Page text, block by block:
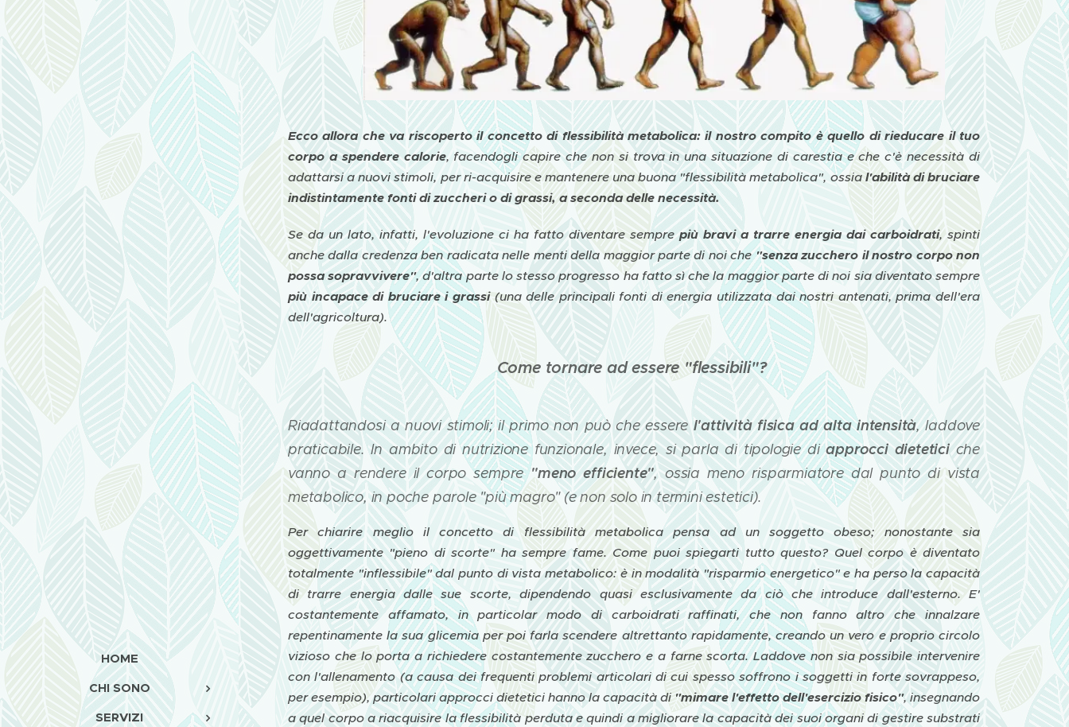
HOME
CHI SONO
SERVIZI
Ecco allora che va riscoperto il concetto di flessibilità metabolica: il nostro compito è quello di rieducare il tuo
corpo a spendere calorie, facendogli capire che non si trova in una situazione di carestia e che c'è necessità di
adattarsi a nuovi stimoli, per ri-acquisire e mantenere una buona "flessibilità metabolica", ossial'abilità di bruciare
indistintamente fonti di zuccheri o di grassi, a seconda delle necessità.
Se da un lato, infatti, l'evoluzione ci ha fatto diventare semprepiù bravi a trarre energia dai carboidrati, spinti
anche dalla credenza ben radicata nelle menti della maggior parte di noi che"senza zucchero il nostro corpo non
possa sopravvivere", d'altra parte lo stesso progresso ha fatto sì che la maggior parte di noi sia diventato sempre
più incapace di bruciare i grassi (una delle principali fonti di energia utilizzata dai nostri antenati, prima dell'era
dell'agricoltura).
Come tornare ad essere "flessibili"?
Riadattandosi a nuovi stimoli; il primo non può che esserel'attività fisica ad alta intensità, laddove
praticabile. In ambito di nutrizione funzionale, invece, si parla di tipologie diapprocci dieteticiche
vanno a rendere il corpo sempre"meno efficiente", ossia meno risparmiatore dal punto di vista
metabolico, in poche parole "più magro" (e non solo in termini estetici).
Per chiarire meglio il concetto di flessibilità metabolica pensa ad un soggetto obeso; nonostante sia
oggettivamente "pieno di scorte" ha sempre fame. Come puoi spiegarti tutto questo? Quel corpo è diventato
totalmente "inflessibile" dal punto di vista metabolico: è in modalità "risparmio energetico" e ha perso la capacità
di trarre energia dalle sue scorte, dipendendo quasi esclusivamente da ciò che introduce dall'esterno. E'
costantemente affamato, in particolar modo di carboidrati raffinati, che non fanno altro che innalzare
repentinamente la sua glicemia per poi farla scendere altrettanto rapidamente, creando un vero e proprio circolo
vizioso che lo porta a richiedere costantemente zucchero e a farne scorta. Laddove non sia possibile intervenire
con l'allenamento (a causa dei frequenti problemi articolari di cui spesso soffrono i soggetti in forte sovrappeso,
per esempio), particolari approcci dietetici hanno la capacità di"mimare l'effetto dell'esercizio fisico", insegnando
a quel corpo a riacquisire la flessibilità perduta e quindi a migliorare la capacità dei suoi organi di gestire substrati